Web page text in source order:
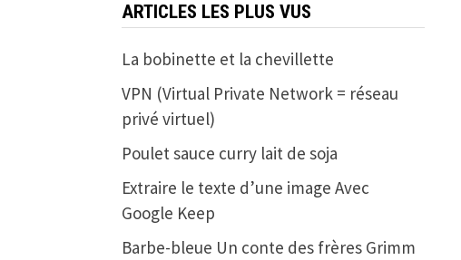
ARTICLES LES PLUS VUS
La bobinette et la chevillette
VPN (Virtual Private Network = réseau
privé virtuel)
Poulet sauce curry lait de soja
Extraire le texte d’une image Avec
Google Keep
Barbe-bleue Un conte des frères Grimm